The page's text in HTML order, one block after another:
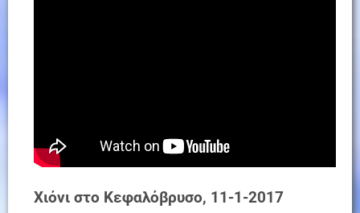
Χιόνι στο Κεφαλόβρυσο, 11-1-2017